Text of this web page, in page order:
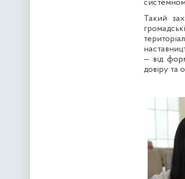
Такий
— від
довіру та